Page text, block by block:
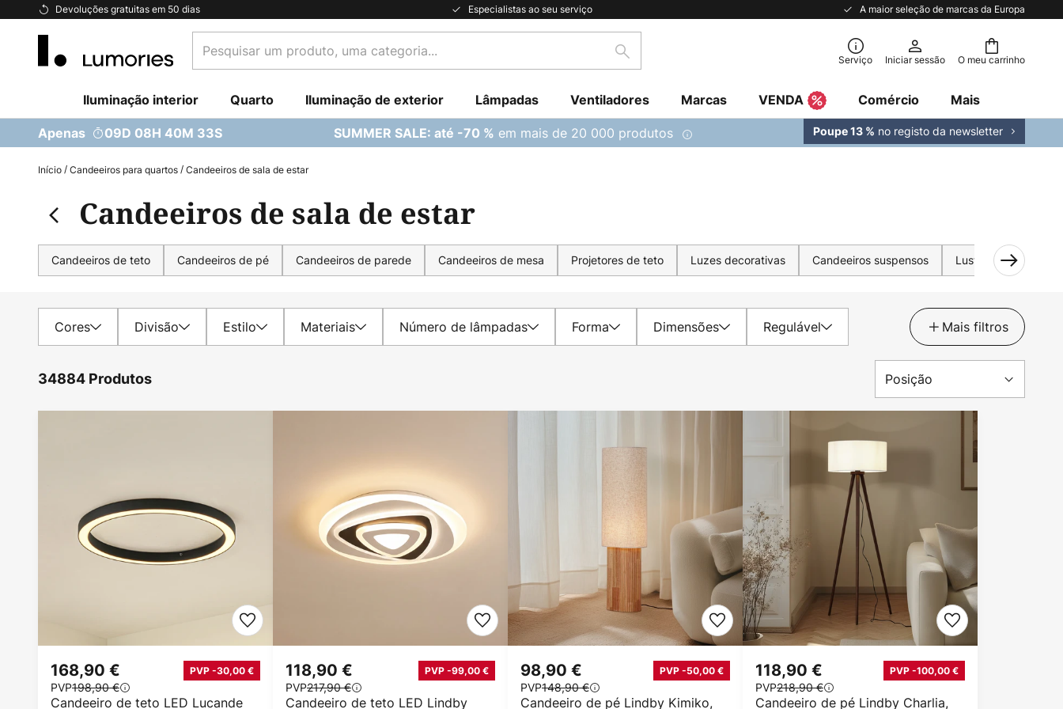
Devoluções gratuitas em 50 dias Especialistas ao seu serviço A maior seleção de marcas da Europa
Ir
Conteúdo
O meu carrinho
um
uma
categoria...
Pesquisar Serviço Iniciar sessão
Iluminação interior Quarto Iluminação de exterior Lâmpadas Ventiladores Marcas VENDA Comércio Mais
Apenas 09D 08H 40M 31S SUMMER SALE: até -70 % em mais de 20 000 produtos Poupe 13 % no registo da newsletter
Início Candeeiros para quartos Candeeiros de sala de estar
Candeeiros de sala de estar
Candeeiros de teto Candeeiros de pé Candeeiros de parede Candeeiros de mesa Projetores de teto Luzes decorativas Candeeiros suspensos Lustres Fitas
Cores Divisão Estilo Materiais Número de lâmpadas Forma Dimensões Regulável Mais filtros
34884 Produtos
Candeeiro de teto LED Lucande
168,90 € PVP -30,00 €
PVP198,90 €
Candeeiro de teto LED Lindby
118,90 € PVP -99,00 €
PVP217,90 €
Candeeiro de pé Lindby Kimiko,
98,90 € PVP -50,00 €
PVP148,90 €
Candeeiro de pé Lindby Charlia,
118,90 € PVP -100,00 €
PVP218,90 €